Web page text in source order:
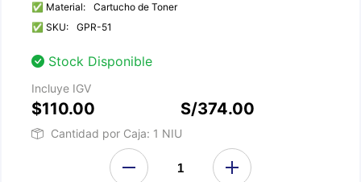
✅ Material:
Cartucho de Toner
✅ SKU:
GPR-51
Stock Disponible
Incluye IGV
$110.00 S/374.00
Cantidad por Caja: 1 NIU